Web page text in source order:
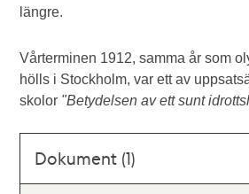
längre.
Vårterminen 1912, samma år som
hölls i Stockholm, var ett av
skolor "Betydelsen av ett sunt
Dokument (1)